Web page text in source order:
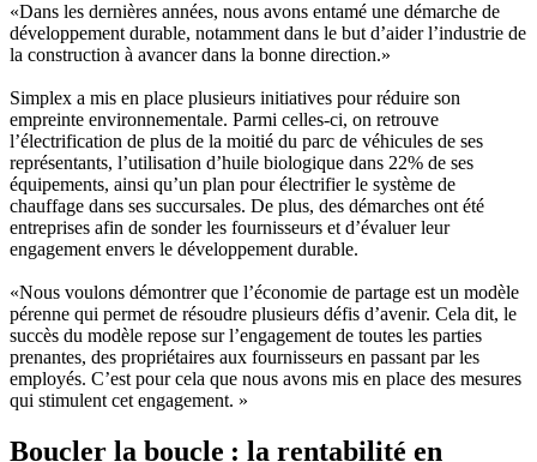
«Dans les dernières années, nous avons entamé une démarche de
développement durable, notamment dans le but d’aider l’industrie de
la construction à avancer dans la bonne direction.»
Simplex a mis en place plusieurs initiatives pour réduire son
empreinte environnementale. Parmi celles-ci, on retrouve
l’électrification de plus de la moitié du parc de véhicules de ses
représentants, l’utilisation d’huile biologique dans 22% de ses
équipements, ainsi qu’un plan pour électrifier le système de
chauffage dans ses succursales. De plus, des démarches ont été
entreprises afin de sonder les fournisseurs et d’évaluer leur
engagement envers le développement durable.
«Nous voulons démontrer que l’économie de partage est un modèle
pérenne qui permet de résoudre plusieurs défis d’avenir. Cela dit, le
succès du modèle repose sur l’engagement de toutes les parties
prenantes, des propriétaires aux fournisseurs en passant par les
employés. C’est pour cela que nous avons mis en place des mesures
qui stimulent cet engagement. »
Boucler la boucle : la rentabilité en